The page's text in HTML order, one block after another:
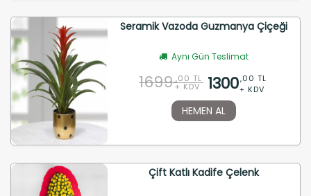
Seramik Vazoda Guzmanya Çiçeği
Aynı Gün Teslimat
1699 ,00 TL
+ KDV 1300,00 TL
+ KDV
HEMEN AL
Çift Katlı Kadife Çelenk